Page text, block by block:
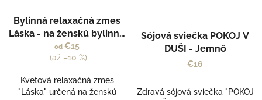
Bylinná relaxačná zmes
Láska - na ženskú bylinnú
náparku - Steamy
od €15
(až –10 %)
Kvetová relaxačná zmes
"Láska" určená na ženskú
hodnotenie
produktu
3,5
5
Sójová sviečka POKOJ V
DUŠI - Jemnô
€16
Zdravá sójová sviečka "POKOJ